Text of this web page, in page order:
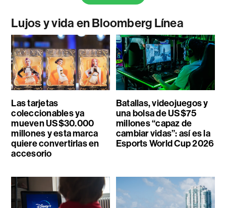
Lujos y vida en Bloomberg Línea
Las tarjetas
coleccionables ya
mueven US$30.000
millones y esta marca
quiere convertirlas en
accesorio
Batallas, videojuegos y
una bolsa de US$75
millones “capaz de
cambiar vidas”: así es la
Esports World Cup 2026